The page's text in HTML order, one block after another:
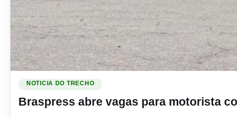
NOTICIA DO TRECHO
Braspress abre vagas para motorista